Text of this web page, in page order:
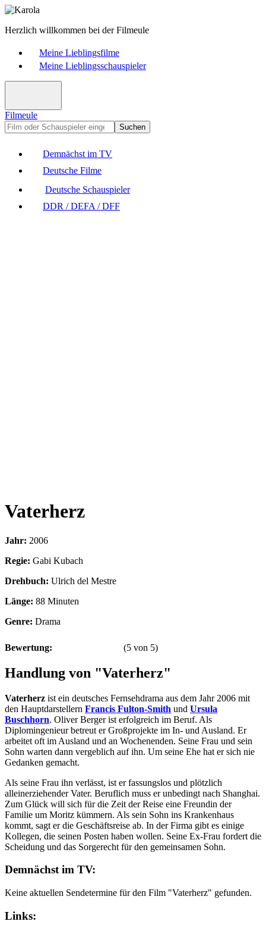
Herzlich willkommen bei der Filmeule
Meine Lieblingsfilme
Meine Lieblingsschauspieler
Filmeule
Suchen
Demnächst im TV
Deutsche Filme
Deutsche Schauspieler
DDR / DEFA / DFF
Vaterherz
Jahr: 2006
Regie: Gabi Kubach
Drehbuch: Ulrich del Mestre
Länge: 88 Minuten
Genre: Drama
Bewertung: (5 von 5)
Handlung von "Vaterherz"
Vaterherz ist ein deutsches Fernsehdrama aus dem Jahr 2006 mit
den Hauptdarstellern Francis Fulton-Smith und Ursula
Buschhorn. Oliver Berger ist erfolgreich im Beruf. Als
Diplomingenieur betreut er Großprojekte im In- und Ausland. Er
arbeitet oft im Ausland und an Wochenenden. Seine Frau und sein
Sohn warten dann vergeblich auf ihn. Um seine Ehe hat er sich nie
Gedanken gemacht.
Als seine Frau ihn verlässt, ist er fassungslos und plötzlich
alleinerziehender Vater. Beruflich muss er unbedingt nach Shanghai.
Zum Glück will sich für die Zeit der Reise eine Freundin der
Familie um Moritz kümmern. Als sein Sohn ins Krankenhaus
kommt, sagt er die Geschäftsreise ab. In der Firma gibt es einige
Kollegen, die seinen Posten haben wollen. Seine Ex-Frau fordert die
Scheidung und das Sorgerecht für den gemeinsamen Sohn.
Demnächst im TV:
Keine aktuellen Sendetermine für den Film "Vaterherz" gefunden.
Links: